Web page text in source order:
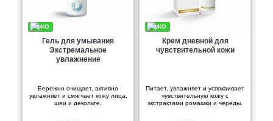
Гель для умывания
Экстремальное
увлажнение
Бережно очищает, активно
увлажняет и смягчает кожу лица,
шеи и декольте.
Крем дневной для
чувствительной кожи
Питает, увлажняет и успокаивает
чувствительную кожу с
экстрактами ромашки и череды.